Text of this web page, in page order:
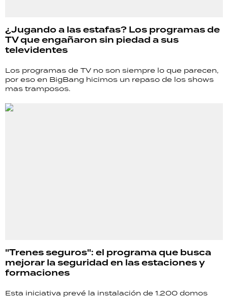
¿Jugando a las estafas? Los programas de
TV que engañaron sin piedad a sus
televidentes
Los programas de TV no son siempre lo que parecen,
por eso en BigBang hicimos un repaso de los shows
mas tramposos.
"Trenes seguros": el programa que busca
mejorar la seguridad en las estaciones y
formaciones
Esta iniciativa prevé la instalación de 1.200 domos